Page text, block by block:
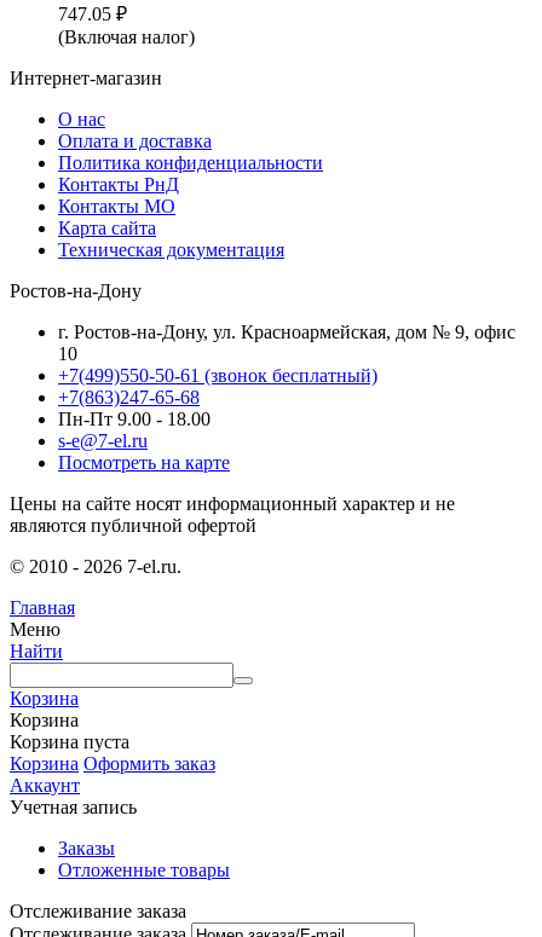
747.05 ₽
(Включая налог)
Интернет-магазин
О нас
Оплата и доставка
Политика конфиденциальности
Контакты РнД
Контакты МО
Карта сайта
Техническая документация
Ростов-на-Дону
г. Ростов-на-Дону, ул. Красноармейская, дом № 9, офис
10
+7(499)550-50-61 (звонок бесплатный)
+7(863)247-65-68
Пн-Пт 9.00 - 18.00
s-e@7-el.ru
Посмотреть на карте
Цены на сайте носят информационный характер и не
являются публичной офертой
© 2010 - 2026 7-el.ru.
Главная
Меню
Найти
Корзина
Корзина
Корзина пуста
Корзина Оформить заказ
Аккаунт
Учетная запись
Заказы
Отложенные товары
Отслеживание заказа